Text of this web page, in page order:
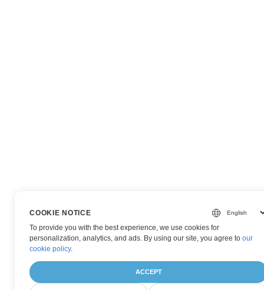
COOKIE NOTICE
To provide you with the best experience, we use cookies for
personalization, analytics, and ads. By using our site, you agree toour
cookie policy.
ACCEPT